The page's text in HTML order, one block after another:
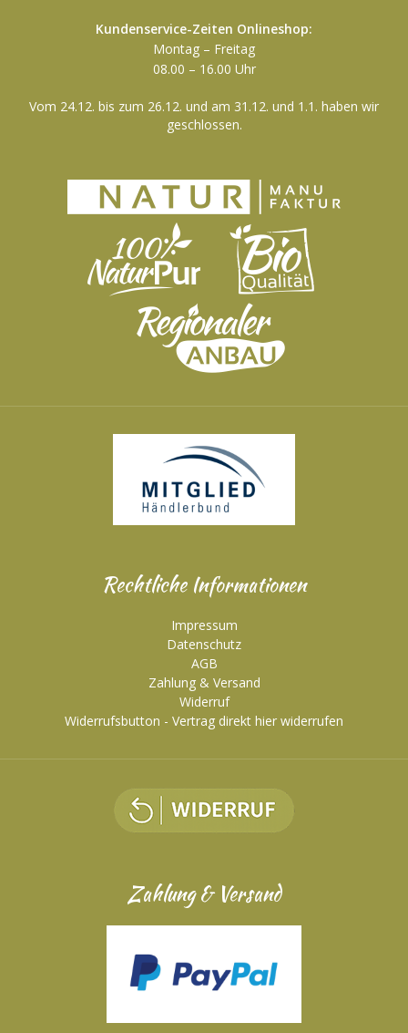
Kundenservice-Zeiten Onlineshop:
Montag – Freitag
08.00 – 16.00 Uhr
Vom 24.12. bis zum 26.12. und am 31.12. und 1.1. haben wir
geschlossen.
Rechtliche Informationen
Impressum
Datenschutz
AGB
Zahlung & Versand
Widerruf
Widerrufsbutton - Vertrag direkt hier widerrufen
Zahlung & Versand